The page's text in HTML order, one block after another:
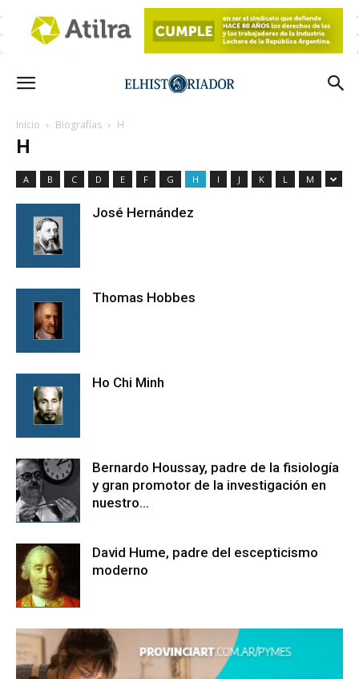
Inicio Biografías H
H
A B C D E F G H I J K L M
José Hernández
Thomas Hobbes
Ho Chi Minh
Bernardo Houssay, padre de la fisiología
y gran promotor de la investigación en
nuestro...
David Hume, padre del escepticismo
moderno